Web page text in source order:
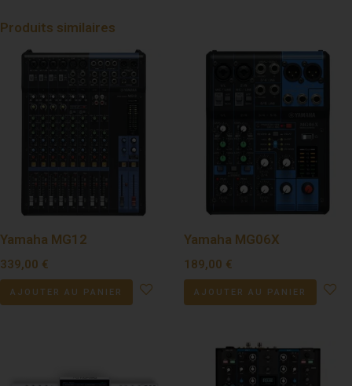
Produits similaires
Yamaha MG12
339,00 €
AJOUTER AU PANIER
Yamaha MG06X
189,00 €
AJOUTER AU PANIER